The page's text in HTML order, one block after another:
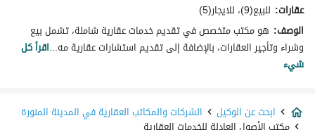
عقارات: للبيع(9)، للايجار(5)
الوصف: هو مكتب متخصص في تقديم خدمات عقارية شاملة، تشمل بيع
وشراء وتأجير العقارات، بالإضافة إلى تقديم استشارات عقارية مه...اقرأ كل
شيء
ابحث عن الوكيل الشركات والمكاتب العقارية في المدينة المنورة